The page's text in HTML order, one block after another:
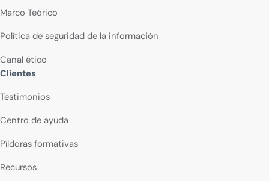
Marco Teórico
Política de seguridad de la información
Canal ético
Clientes
Testimonios
Centro de ayuda
Píldoras formativas
Recursos